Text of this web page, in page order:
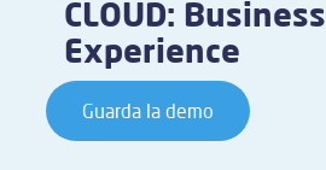
CLOUD: Business
Experience
Guarda la demo